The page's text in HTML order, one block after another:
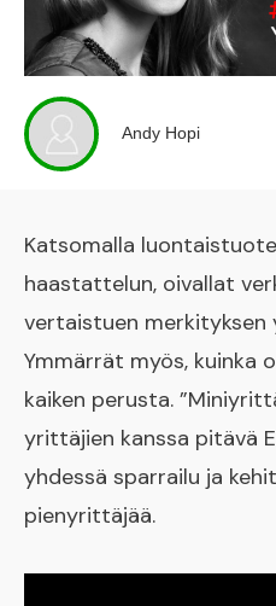
Andy Hopi
Katsomalla
haastattelun, oivallat
vertaistuen merkityksen
Ymmärrät myös, kuinka
kaiken perusta.
yrittäjien kanssa pitävä
yhdessä sparrailu ja
pienyrittäjää.